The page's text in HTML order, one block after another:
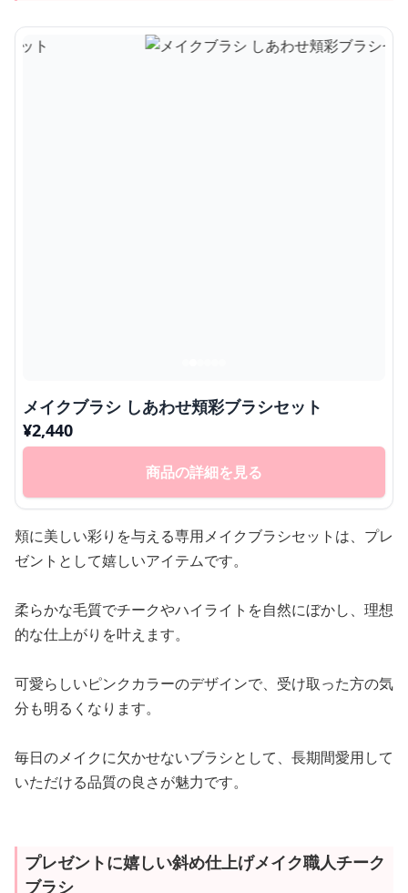
メイクブラシ しあわせ頬彩ブラシセット
¥2,440
商品の詳細を見る
頬に美しい彩りを与える専用メイクブラシセットは、プレ
ゼントとして嬉しいアイテムです。
柔らかな毛質でチークやハイライトを自然にぼかし、理想
的な仕上がりを叶えます。
可愛らしいピンクカラーのデザインで、受け取った方の気
分も明るくなります。
毎日のメイクに欠かせないブラシとして、長期間愛用して
いただける品質の良さが魅力です。
プレゼントに嬉しい斜め仕上げメイク職人チーク
ブラシ